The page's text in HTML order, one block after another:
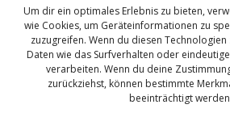
Um dir ein optimales Erlebnis zu bieten,
wie Cookies, um Geräteinformationen zu
zuzugreifen. Wenn du diesen
Daten wie das Surfverhalten oder
verarbeiten. Wenn du deine
zurückziehst, können bestimmte
beeinträchtigt